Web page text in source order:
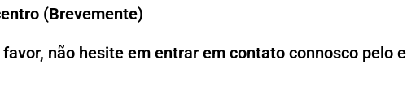
(Brevemente)
não hesite em entrar em contato connosco pelo